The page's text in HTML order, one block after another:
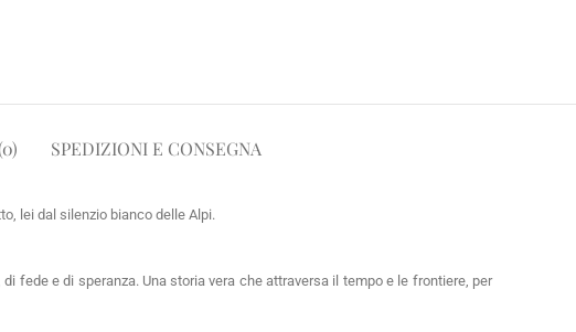
SPEDIZIONI E CONSEGNA
lei dal silenzio bianco delle Alpi.
fede e di speranza. Una storia vera che attraversa il tempo e le frontiere, per